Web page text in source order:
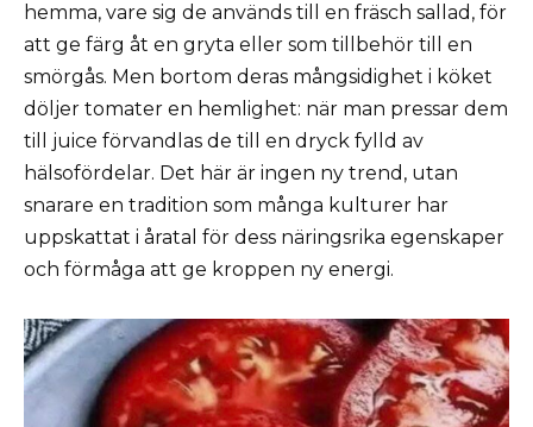
hemma, vare sig de används till en fräsch sallad, för
att ge färg åt en gryta eller som tillbehör till en
smörgås. Men bortom deras mångsidighet i köket
döljer tomater en hemlighet: när man pressar dem
till juice förvandlas de till en dryck fylld av
hälsofördelar. Det här är ingen ny trend, utan
snarare en tradition som många kulturer har
uppskattat i åratal för dess näringsrika egenskaper
och förmåga att ge kroppen ny energi.